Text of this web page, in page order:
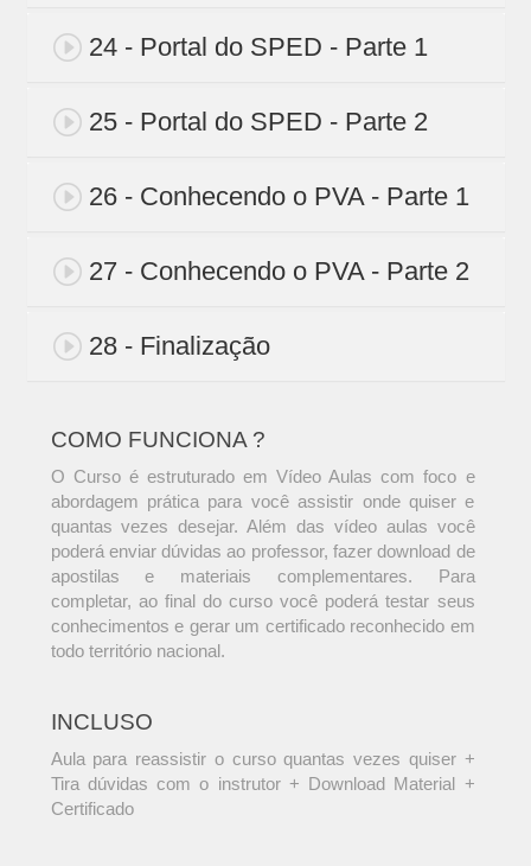
24 - Portal do SPED - Parte 1
25 - Portal do SPED - Parte 2
26 - Conhecendo o PVA - Parte 1
27 - Conhecendo o PVA - Parte 2
28 - Finalização
COMO FUNCIONA ?
O Curso é estruturado em Vídeo Aulas com foco e
abordagem prática para você assistir onde quiser e
quantas vezes desejar. Além das vídeo aulas você
poderá enviar dúvidas ao professor, fazer download de
apostilas e materiais complementares. Para
completar, ao final do curso você poderá testar seus
conhecimentos e gerar um certificado reconhecido em
todo território nacional.
INCLUSO
Aula para reassistir o curso quantas vezes quiser +
Tira dúvidas com o instrutor + Download Material +
Certificado